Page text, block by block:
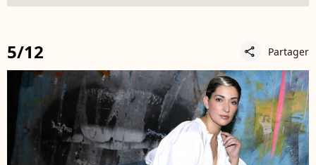
5/12 share Partager